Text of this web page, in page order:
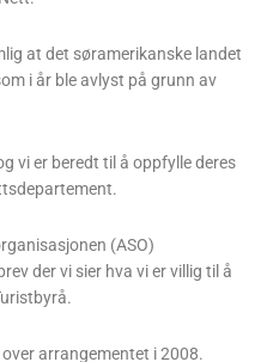
at det søramerikanske landet
i år ble avlyst på grunn av
vi er beredt til å oppfylle deres
(ASO)
der vi sier hva vi er villig til å
arrangementet i 2008.